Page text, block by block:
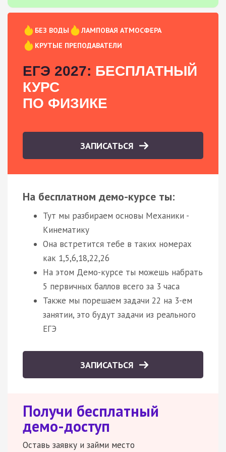
БЕЗ ВОДЫ
ЛАМПОВАЯ АТМОСФЕРА
КРУТЫЕ ПРЕПОДАВАТЕЛИ
ЕГЭ 2027: БЕСПЛАТНЫЙ
КУРС
ПО ФИЗИКЕ
ЗАПИСАТЬСЯ
На бесплатном демо-курсе ты:
Тут мы разбираем основы Механики -
Кинематику
Она встретится тебе в таких номерах
как 1,5,6,18,22,26
На этом Демо-курсе ты можешь набрать
5 первичных баллов всего за 3 часа
Также мы порешаем задачи 22 на 3-ем
занятии, это будут задачи из реального
ЕГЭ
ЗАПИСАТЬСЯ
Получи бесплатный
демо-доступ
Оставь заявку и займи место